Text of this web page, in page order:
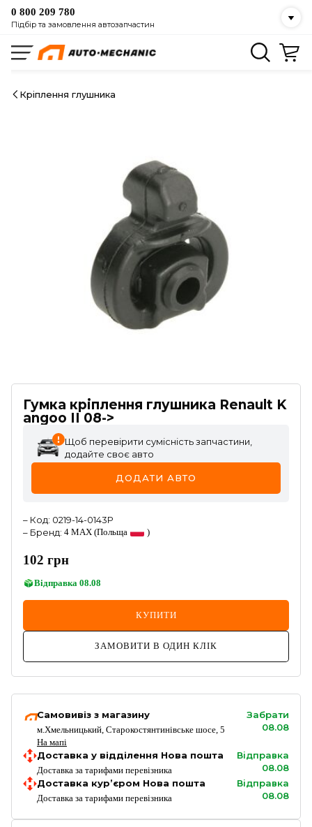
0 800 209 780
Підбір та замовлення автозапчастин
Кріплення глушника
Гумка кріплення глушника Renault K
angoo II 08->
Щоб перевірити сумісність запчастини,
додайте своє авто
ДОДАТИ АВТО
– Код: 0219-14-0143P
– Бренд: 4 MAX (Польща )
102 грн
Відправка 08.08
КУПИТИ
ЗАМОВИТИ В ОДИН КЛІК
Самовивіз з магазину
м.Хмельницький, Старокостянтинівське шосе, 5
На мапі
Забрати
08.08
Доставка у відділення Нова пошта
Доставка за тарифами перевізника
Відправка
08.08
Доставка кур’єром Нова пошта
Доставка за тарифами перевізника
Відправка
08.08